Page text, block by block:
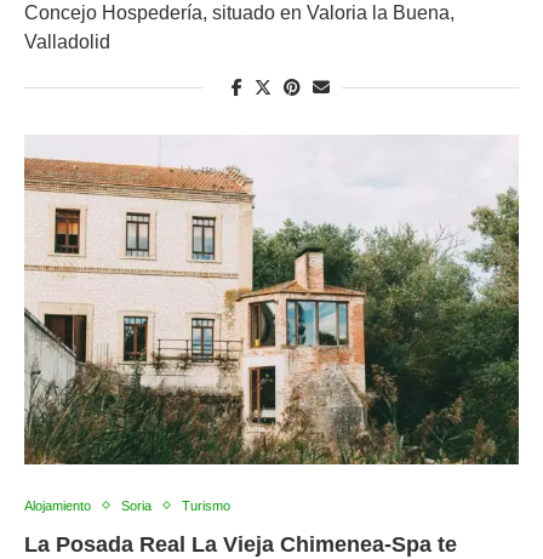
Concejo Hospedería, situado en Valoria la Buena,
Valladolid
Alojamiento Soria Turismo
La Posada Real La Vieja Chimenea-Spa te